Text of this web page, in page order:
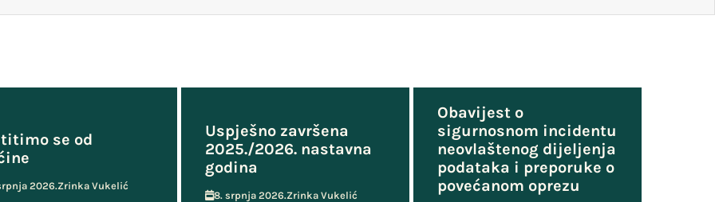
se od
2026.Zrinka Vukelić
Uspješno završena
2025./2026. nastavna
godina
8. srpnja 2026.Zrinka Vukelić
Obavijest o
sigurnosnom incidentu
neovlaštenog dijeljenja
podataka i preporuke o
povećanom oprezu